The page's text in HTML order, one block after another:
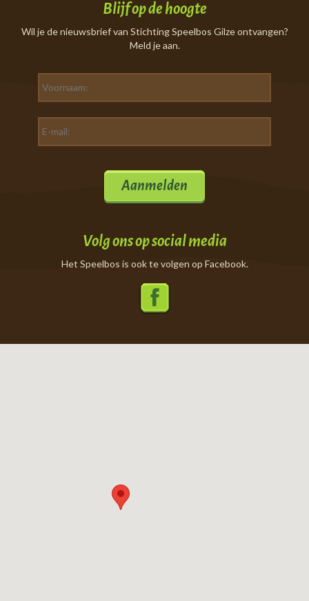
Blijf op de hoogte
Wil je de nieuwsbrief van Stichting Speelbos Gilze ontvangen?
Meld je aan.
Aanmelden
Volg ons op social media
Het Speelbos is ook te volgen op Facebook.